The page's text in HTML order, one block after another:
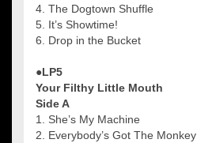
4. The Dogtown Shuffle
5. It’s Showtime!
6. Drop in the Bucket
●LP5
Your Filthy Little Mouth
Side A
1. She’s My Machine
2. Everybody’s Got The Monkey